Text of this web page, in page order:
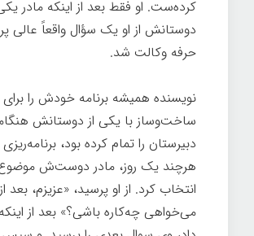
کرده‌ست. او فقط بعد از اینکه مادر
دوستانش از او یک سؤال واقعاً عالی
حرفه وکالت شد.
نویسنده همیشه برنامه خودش را برای
ساخت‌وساز با یکی از دوستانش
دبیرستان را تمام کرده بود،
هرچند یک روز، مادر دوست‌ش موضوع
انتخاب کرد. از او پرسید، «عزیزم، بعد
می‌خواهی چه‌کاره باشی؟» بعد از